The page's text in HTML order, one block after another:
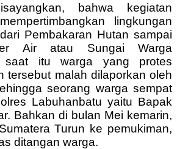
bahwa kegiatan
lingkungan
Pembakaran Hutan sampai
Air atau Sungai Warga
saat itu warga yang protes
tersebut malah dilaporkan oleh
seorang warga sempat
Labuhanbatu yaitu Bapak
Bahkan di bulan Mei kemarin,
Turun ke pemukiman,
ditangan warga.